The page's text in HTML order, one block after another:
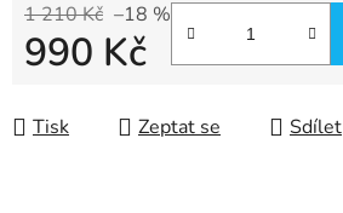
1 210 Kč –18 %
990 Kč
Tisk Zeptat se Sdílet